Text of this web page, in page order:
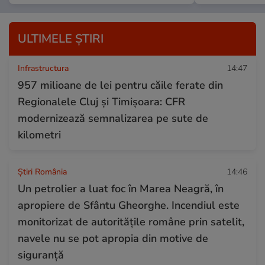
ULTIMELE ȘTIRI
Infrastructura 14:47
957 milioane de lei pentru căile ferate din
Regionalele Cluj și Timișoara: CFR
modernizează semnalizarea pe sute de
kilometri
Știri România 14:46
Un petrolier a luat foc în Marea Neagră, în
apropiere de Sfântu Gheorghe. Incendiul este
monitorizat de autoritățile române prin satelit,
navele nu se pot apropia din motive de
siguranță